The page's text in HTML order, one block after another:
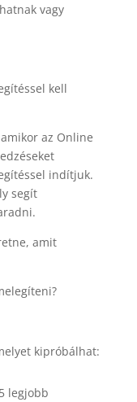
vagy
kell
az Online
indítjuk.
segít
amit
kipróbálhat:
legjobb